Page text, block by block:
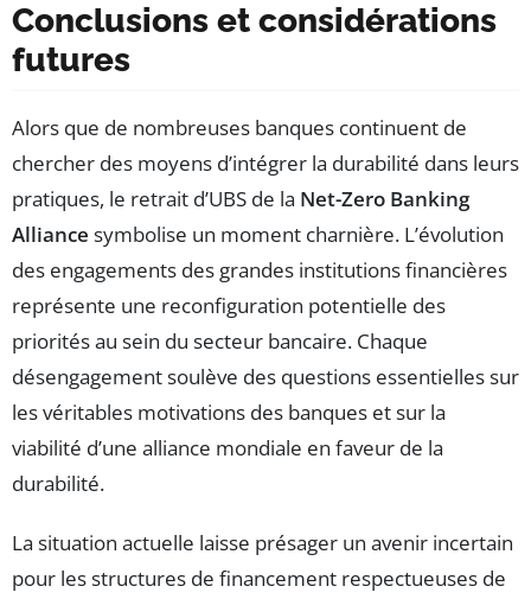
Conclusions et considérations
futures
Alors que de nombreuses banques continuent de
chercher des moyens d’intégrer la durabilité dans leurs
pratiques, le retrait d’UBS de la Net-Zero Banking
Alliance symbolise un moment charnière. L’évolution
des engagements des grandes institutions financières
représente une reconfiguration potentielle des
priorités au sein du secteur bancaire. Chaque
désengagement soulève des questions essentielles sur
les véritables motivations des banques et sur la
viabilité d’une alliance mondiale en faveur de la
durabilité.
La situation actuelle laisse présager un avenir incertain
pour les structures de financement respectueuses de